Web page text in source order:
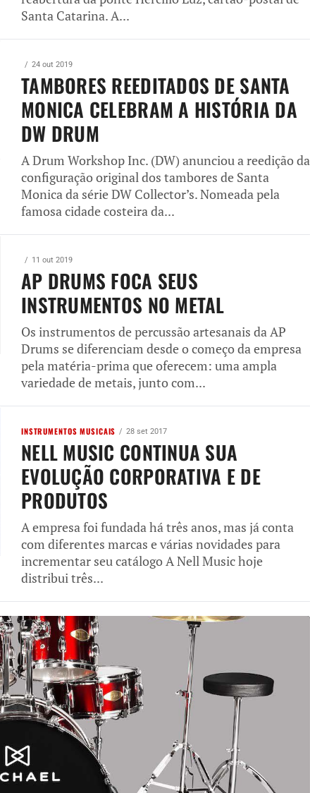
Santa Catarina. A...
24 out 2019
TAMBORES REEDITADOS DE SANTA
MONICA CELEBRAM A HISTÓRIA DA
DW DRUM
A Drum Workshop Inc. (DW) anunciou a reedição da
configuração original dos tambores de Santa
Monica da série DW Collector’s. Nomeada pela
famosa cidade costeira da...
11 out 2019
AP DRUMS FOCA SEUS
INSTRUMENTOS NO METAL
Os instrumentos de percussão artesanais da AP
Drums se diferenciam desde o começo da empresa
pela matéria-prima que oferecem: uma ampla
variedade de metais, junto com...
INSTRUMENTOS MUSICAIS 28 set 2017
NELL MUSIC CONTINUA SUA
EVOLUÇÃO CORPORATIVA E DE
PRODUTOS
A empresa foi fundada há três anos, mas já conta
com diferentes marcas e várias novidades para
incrementar seu catálogo A Nell Music hoje
distribui três...